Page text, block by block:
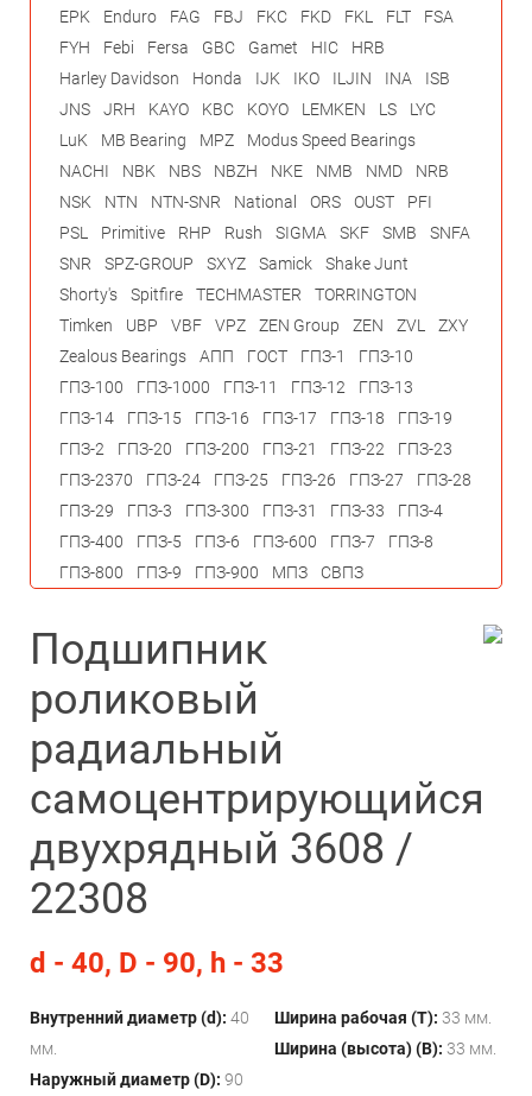
Подшипник
роликовый
радиальный
самоцентрирующийся
двухрядный 3608 /
22308
d - 40, D - 90, h - 33
Внутренний диаметр (d): 40
мм.
Наружный диаметр (D): 90
Ширина рабочая (T): 33 мм.
Ширина (высота) (B): 33 мм.
EPK
Enduro FAG FBJ FKC FKD FKL FLT
FSA
FYH
Febi Fersa GBC Gamet HIC
HRB
Harley Davidson
Honda IJK IKO ILJIN INA
ISB
JNS
JRH KAYO KBC KOYO LEMKEN LS
LYC
LuK
MB Bearing MPZ
Modus Speed Bearings
NACHI
NBK NBS NBZH NKE NMB NMD
NRB
NSK
NTN NTN-SNR National ORS OUST
PFI
PSL
Primitive RHP Rush SIGMA SKF SMB
SNFA
SNR
SPZ-GROUP SXYZ Samick
Shake Junt
Shorty's
Spitfire TECHMASTER
TORRINGTON
Timken
UBP VBF VPZ ZEN Group ZEN ZVL
ZXY
Zealous Bearings
АПП ГОСТ ГПЗ-1
ГПЗ-10
ГПЗ-100
ГПЗ-1000 ГПЗ-11 ГПЗ-12
ГПЗ-13
ГПЗ-14
ГПЗ-15 ГПЗ-16 ГПЗ-17 ГПЗ-18
ГПЗ-19
ГПЗ-2
ГПЗ-20 ГПЗ-200 ГПЗ-21 ГПЗ-22
ГПЗ-23
ГПЗ-2370
ГПЗ-24 ГПЗ-25 ГПЗ-26 ГПЗ-27
ГПЗ-28
ГПЗ-29
ГПЗ-3 ГПЗ-300 ГПЗ-31 ГПЗ-33
ГПЗ-4
ГПЗ-400
ГПЗ-5 ГПЗ-6 ГПЗ-600 ГПЗ-7
ГПЗ-8
ГПЗ-800
ГПЗ-9 ГПЗ-900 МПЗ СВПЗ